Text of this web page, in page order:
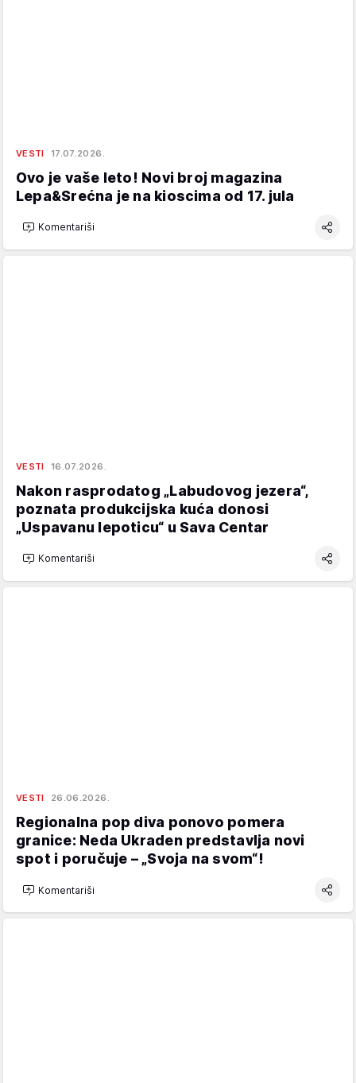
VESTI 17.07.2026.
Ovo je vaše leto! Novi broj magazina
Lepa&Srećna je na kioscima od 17. jula
Komentariši
VESTI 16.07.2026.
Nakon rasprodatog „Labudovog jezera“,
poznata produkcijska kuća donosi
„Uspavanu lepoticu“ u Sava Centar
Komentariši
VESTI 26.06.2026.
Regionalna pop diva ponovo pomera
granice: Neda Ukraden predstavlja novi
spot i poručuje – „Svoja na svom“!
Komentariši